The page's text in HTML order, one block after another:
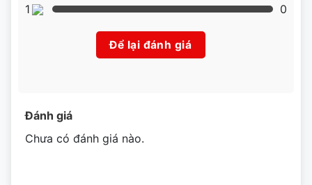
Hình ảnh máy thái rau củ quả SIRMAN TM TG
1
0
Để lại đánh giá
Đánh giá
Chưa có đánh giá nào.